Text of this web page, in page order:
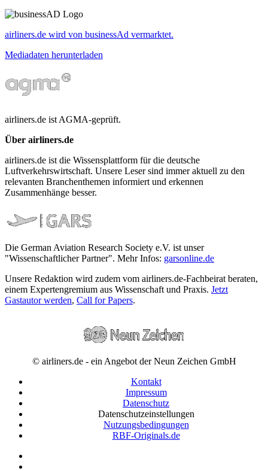
airliners.de wird von businessAd vermarktet.
Mediadaten herunterladen
airliners.de ist AGMA-geprüft.
Über airliners.de
airliners.de ist die Wissensplattform für die deutsche
Luftverkehrswirtschaft. Unsere Leser sind immer aktuell zu den
relevanten Branchenthemen informiert und erkennen
Zusammenhänge besser.
Die German Aviation Research Society e.V. ist unser
"Wissenschaftlicher Partner". Mehr Infos: garsonline.de
Unsere Redaktion wird zudem vom airliners.de-Fachbeirat beraten,
einem Expertengremium aus Wissenschaft und Praxis. Jetzt
Gastautor werden, Call for Papers.
© airliners.de - ein Angebot der Neun Zeichen GmbH
Kontakt
Impressum
Datenschutz
Datenschutzeinstellungen
Nutzungsbedingungen
RBF-Originals.de